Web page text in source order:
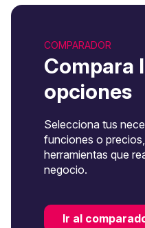
COMPARADOR
Compara
opciones
Selecciona tus
funciones o
herramientas que
negocio.
Ir al